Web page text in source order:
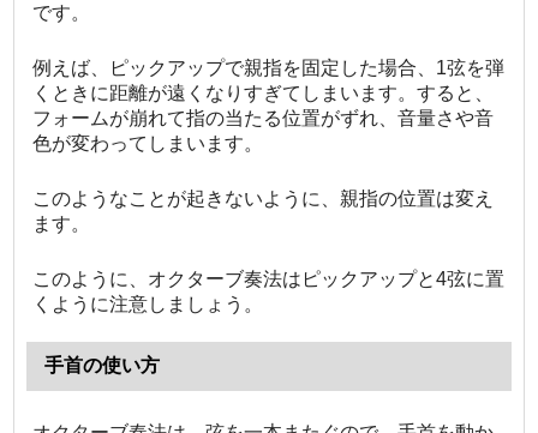
です。
例えば、ピックアップで親指を固定した場合、1弦を弾
くときに距離が遠くなりすぎてしまいます。すると、
フォームが崩れて指の当たる位置がずれ、音量さや音
色が変わってしまいます。
このようなことが起きないように、親指の位置は変え
ます。
このように、オクターブ奏法はピックアップと4弦に置
くように注意しましょう。
手首の使い方